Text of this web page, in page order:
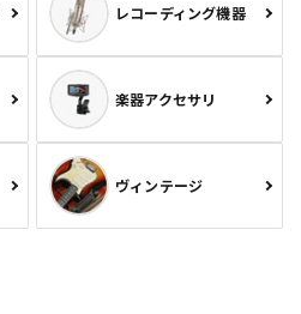
レコーディング機器
楽器アクセサリ
ヴィンテージ